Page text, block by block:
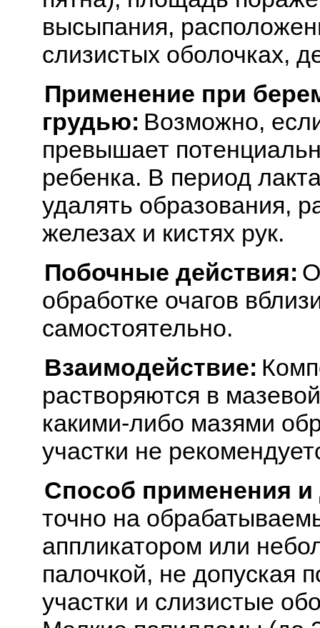
высыпания,
слизистых оболочках,
Применение при
грудью: Возможно,
превышает
ребенка. В период
удалять образования,
железах и кистях рук.
Побочные действия:
обработке очагов
самостоятельно.
Взаимодействие:
растворяются в
какими-либо мазями
участки не
Способ применения
точно на
аппликатором или
палочкой, не допуская
участки и слизистые